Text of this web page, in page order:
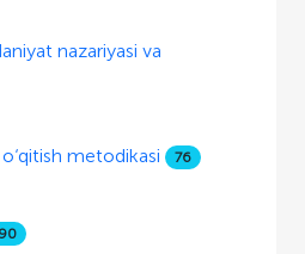
nazariyasi va
metodikasi 76
90